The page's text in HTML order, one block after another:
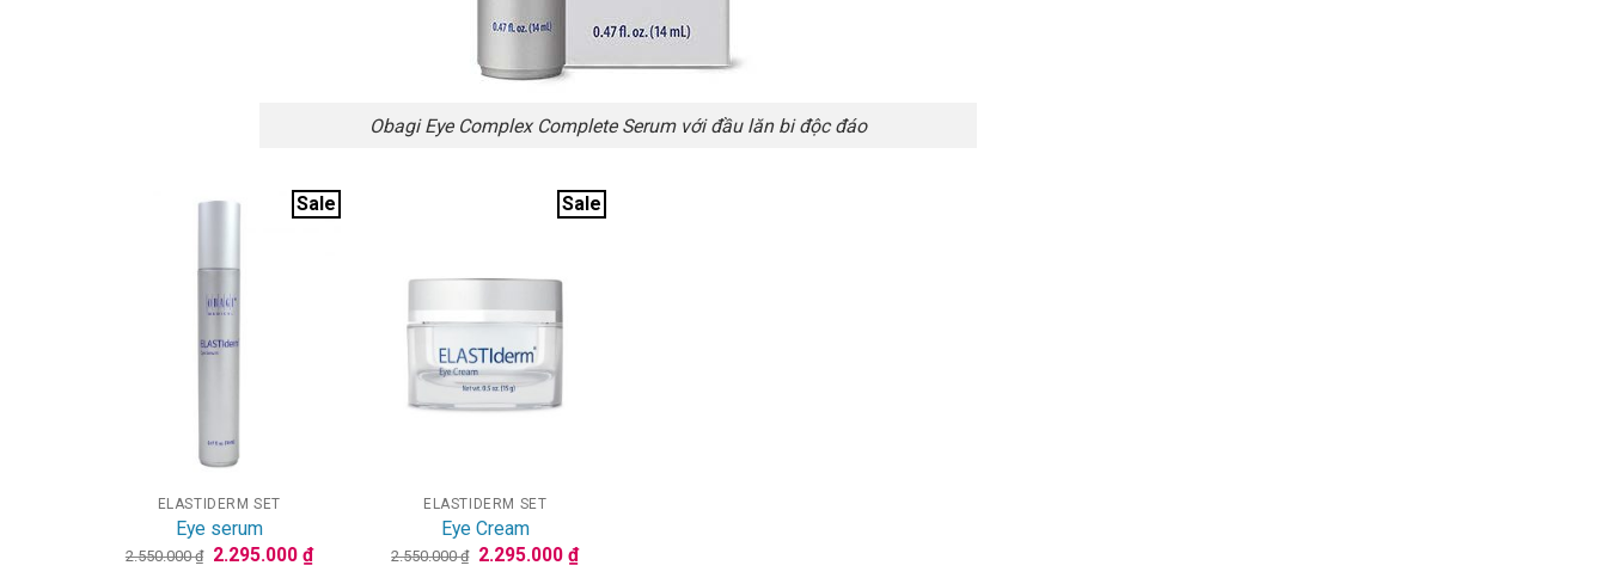
Obagi Eye Complex Complete Serum với đầu lăn bi độc đáo
Sale
ELASTIDERM SET
Eye serum
2.550.000₫ Giá
2.295.000 ₫Giá
hiện
Sale
ELASTIDERM SET
Eye Cream
2.550.000₫ Giá
2.295.000₫Giá
hiện